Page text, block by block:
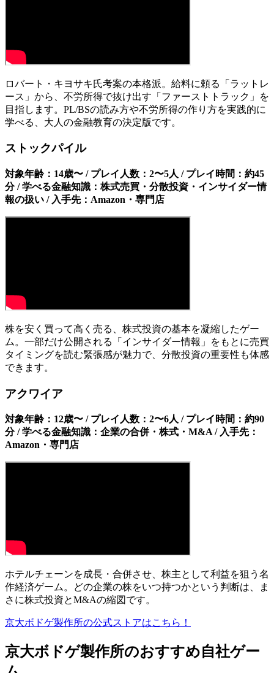
ロバート・キヨサキ氏考案の本格派。給料に頼る「ラットレ
ース」から、不労所得で抜け出す「ファーストトラック」を
目指します。PL/BSの読み方や不労所得の作り方を実践的に
学べる、大人の金融教育の決定版です。
ストックパイル
対象年齢：14歳〜 / プレイ人数：2〜5人 / プレイ時間：約45
分 / 学べる金融知識：株式売買・分散投資・インサイダー情
報の扱い / 入手先：Amazon・専門店
株を安く買って高く売る、株式投資の基本を凝縮したゲー
ム。一部だけ公開される「インサイダー情報」をもとに売買
タイミングを読む緊張感が魅力で、分散投資の重要性も体感
できます。
アクワイア
対象年齢：12歳〜 / プレイ人数：2〜6人 / プレイ時間：約90
分 / 学べる金融知識：企業の合併・株式・M&A / 入手先：
Amazon・専門店
ホテルチェーンを成長・合併させ、株主として利益を狙う名
作経済ゲーム。どの企業の株をいつ持つかという判断は、ま
さに株式投資とM&Aの縮図です。
京大ボドゲ製作所の公式ストアはこちら！
京大ボドゲ製作所のおすすめ自社ゲー